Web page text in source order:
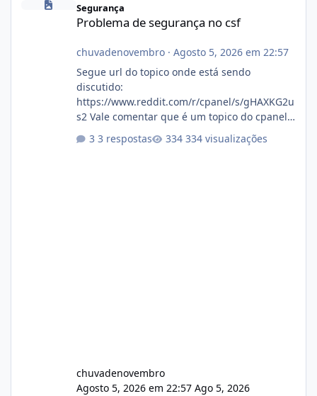
Segurança
Problema de segurança no csf
chuvadenovembro· Agosto 5, 2026 em 22:57
Segue url do topico onde está sendo
discutido:
https://www.reddit.com/r/cpanel/s/gHAXKG2u
s2 Vale comentar que é um topico do cpanel...
3 respostas 334 visualizações
chuvadenovembro
Agosto 5, 2026 em 22:57 Ago 5, 2026